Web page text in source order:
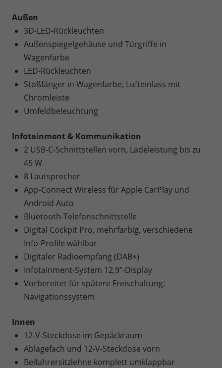
Außen
3D-LED-Rückleuchten
Außenspiegelgehäuse und Türgriffe in
Wagenfarbe
LED-Rückleuchten
Stoßfänger in Wagenfarbe, Lufteinlass mit
Chromleiste
Umfeldbeleuchtung
Infotainment & Kommunikation
2 USB-C-Schnittstellen vorn, Ladeleistung bis zu
45 W
8 Lautsprecher
App-Connect Wireless für Apple CarPlay und
Android Auto
Bluetooth-Telefonschnittstelle
Digital Cockpit Pro, mehrfarbig, verschiedene
Info-Profile wählbar
Digitaler Radioempfang (DAB+)
Infotainment-System 12,9"-Display
Vorbereitet für spätere Freischaltung:
Navigationssystem
Innen
12-V-Steckdose im Gepäckraum
Ablagefach und 12-V-Steckdose vorn
Beifahrersitzlehne komplett umklappbar